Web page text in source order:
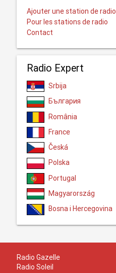
Ajouter une station de radio
Pour les stations de radio
Contact
Radio Expert
Srbija
България
România
France
Česká
Polska
Portugal
Magyarország
Bosna i Hercegovina
Radio Gazelle
Radio Soleil